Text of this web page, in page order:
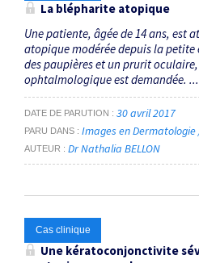
La blépharite atopique
Une patiente, âgée de 14 ans, est
atopique modérée depuis la petite
des paupières et un prurit
ophtalmologique est demandée. ...
DATE DE PARUTION 30 avril 2017
PARU DANS Images en Dermatologie
AUTEUR Dr Nathalia BELLON
Cas clinique
Une kératoconjonctivite